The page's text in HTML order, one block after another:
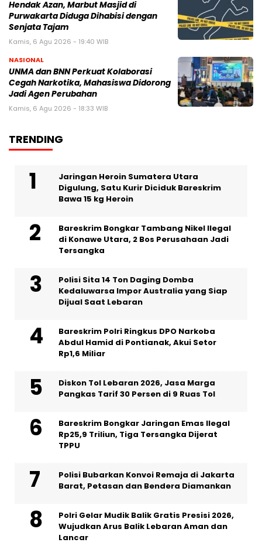
Hendak Azan, Marbut Masjid di
Purwakarta Diduga Dihabisi dengan
Senjata Tajam
Kamis, 6 Agu 2026 - 19:40 WIB
NASIONAL
UNMA dan BNN Perkuat Kolaborasi
Cegah Narkotika, Mahasiswa Didorong
Jadi Agen Perubahan
Kamis, 6 Agu 2026 - 18:33 WIB
TRENDING
Jaringan Heroin Sumatera Utara
Digulung, Satu Kurir Diciduk Bareskrim
Bawa 15 kg Heroin
Bareskrim Bongkar Tambang Nikel Ilegal
di Konawe Utara, 2 Bos Perusahaan Jadi
Tersangka
Polisi Sita 14 Ton Daging Domba
Kedaluwarsa Impor Australia yang Siap
Dijual Saat Lebaran
Bareskrim Polri Ringkus DPO Narkoba
Abdul Hamid di Pontianak, Akui Setor
Rp1,6 Miliar
Diskon Tol Lebaran 2026, Jasa Marga
Pangkas Tarif 30 Persen di 9 Ruas Tol
Bareskrim Bongkar Jaringan Emas Ilegal
Rp25,9 Triliun, Tiga Tersangka Dijerat
TPPU
Polisi Bubarkan Konvoi Remaja di Jakarta
Barat, Petasan dan Bendera Diamankan
Polri Gelar Mudik Balik Gratis Presisi 2026,
Wujudkan Arus Balik Lebaran Aman dan
Lancar